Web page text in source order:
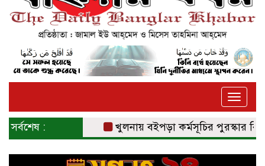
Toggle
সর্বশেষ : খুলনায় বইপড়া কর্মসূচির পুরস্কার বিতরণী